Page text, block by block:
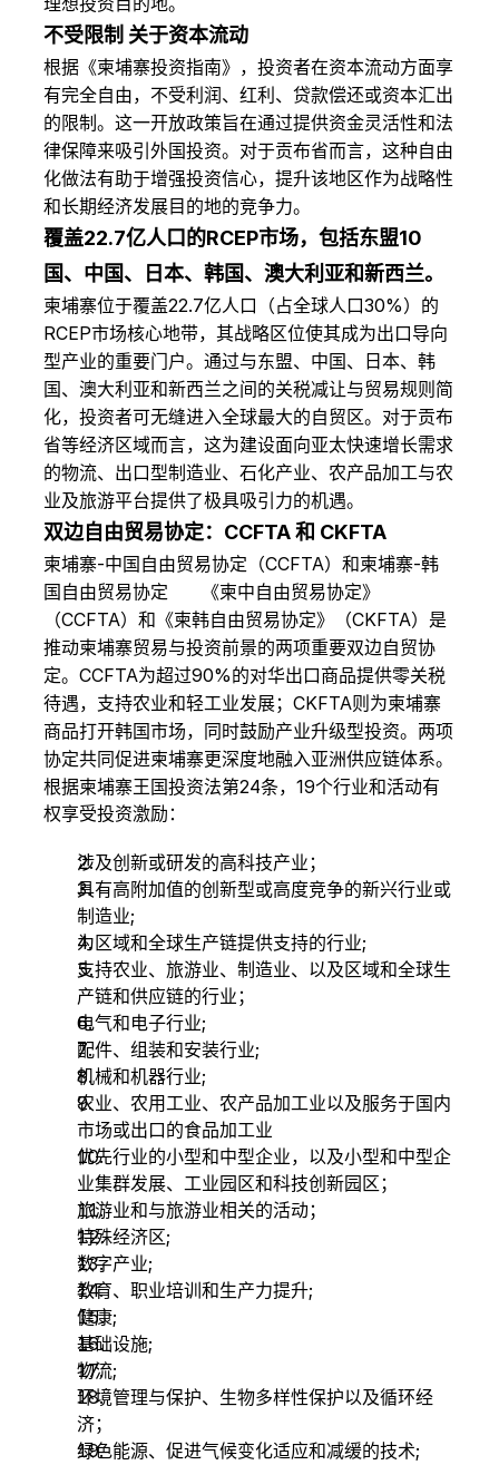
不受限制 关于资本流动
根据《柬埔寨投资指南》，投资者在资本流动方面享
有完全自由，不受利润、红利、贷款偿还或资本汇出
的限制。这一开放政策旨在通过提供资金灵活性和法
律保障来吸引外国投资。对于贡布省而言，这种自由
化做法有助于增强投资信心，提升该地区作为战略性
和长期经济发展目的地的竞争力。
覆盖22.7亿人口的RCEP市场，包括东盟10
国、中国、日本、韩国、澳大利亚和新西兰。
柬埔寨位于覆盖22.7亿人口（占全球人口30%）的
RCEP市场核心地带，其战略区位使其成为出口导向
型产业的重要门户。通过与东盟、中国、日本、韩
国、澳大利亚和新西兰之间的关税减让与贸易规则简
化，投资者可无缝进入全球最大的自贸区。对于贡布
省等经济区域而言，这为建设面向亚太快速增长需求
的物流、出口型制造业、石化产业、农产品加工与农
业及旅游平台提供了极具吸引力的机遇。
双边自由贸易协定：CCFTA 和 CKFTA
柬埔寨-中国自由贸易协定（CCFTA）和柬埔寨-韩
国自由贸易协定      《柬中自由贸易协定》
（CCFTA）和《柬韩自由贸易协定》（CKFTA）是
推动柬埔寨贸易与投资前景的两项重要双边自贸协
定。CCFTA为超过90%的对华出口商品提供零关税
待遇，支持农业和轻工业发展；CKFTA则为柬埔寨
商品打开韩国市场，同时鼓励产业升级型投资。两项
协定共同促进柬埔寨更深度地融入亚洲供应链体系。
根据柬埔寨王国投资法第24条，19个行业和活动有
权享受投资激励：
涉及创新或研发的高科技产业；
具有高附加值的创新型或高度竞争的新兴行业或
制造业;
为区域和全球生产链提供支持的行业;
支持农业、旅游业、制造业、以及区域和全球生
产链和供应链的行业；
电气和电子行业;
配件、组装和安装行业;
机械和机器行业;
农业、农用工业、农产品加工业以及服务于国内
市场或出口的食品加工业
优先行业的小型和中型企业，以及小型和中型企
业集群发展、工业园区和科技创新园区；
旅游业和与旅游业相关的活动；
特殊经济区;
数字产业;
教育、职业培训和生产力提升;
健康;
基础设施;
物流;
环境管理与保护、生物多样性保护以及循环经
济；
绿色能源、促进气候变化适应和减缓的技术;